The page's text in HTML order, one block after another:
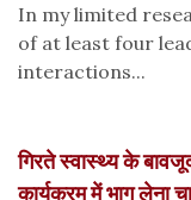
In my limited
of at least four
interactions...
गिरते स्वास्थ्य के
कार्यक्रम में भाग लेना